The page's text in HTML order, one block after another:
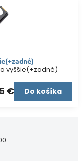
a vyššie(+zadné)
€ Do košíka